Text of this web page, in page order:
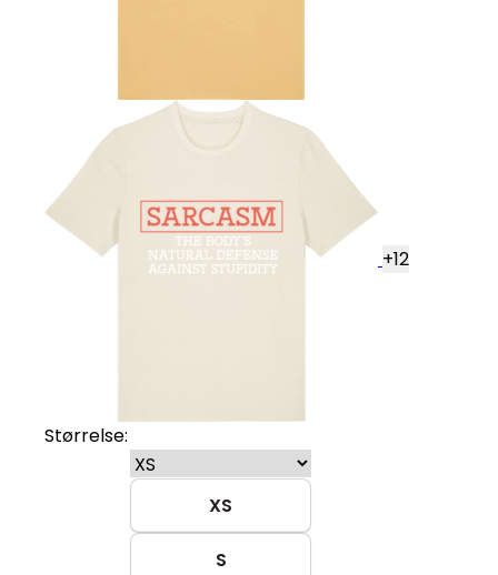
+12
Størrelse:
XS
S